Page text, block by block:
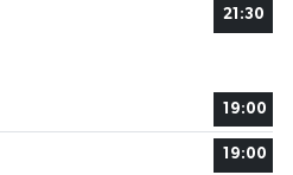
21:30
19:00
19:00